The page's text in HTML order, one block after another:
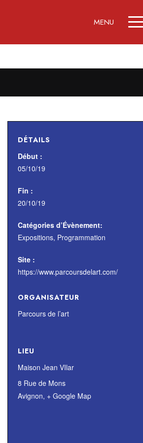
DÉTAILS
Début :
05/10/19
Fin :
20/10/19
Catégories d’Évènement:
Expositions, Programmation
Site :
https://www.parcoursdelart.com/
ORGANISATEUR
Parcours de l’art
LIEU
Maison Jean VIlar
8 Rue de Mons
Avignon, + Google Map